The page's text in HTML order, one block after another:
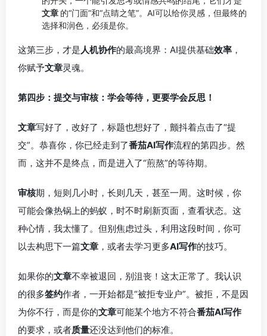
文章 的“门面”和“点睛之笔”。AI可以给你灵感，但最终的
选择和润色，必须是你。
这第三步，才是 人机协作的最高境界：AI提供基础效率 ，
你赋予文章灵魂。
第四步：提交与审核：学会等待，更要学会反思！
文章写好了，改好了，标题也想好了，颤抖着点击了“提
交”。恭喜你，你已经走到了番茄AI写作流程的第四步。然
而，这并不是终点，而是进入了“煎熬”的等待期。
审核期，短则几小时，长则几天，甚至一周。这时候，你
可能会像热锅上的蚂蚁，时不时刷新页面，查看状态。这
种心情，我太懂了。但别焦虑过头，利用这段时间，你可
以去构思下一篇文章 ，或者去学习更多AI写作的技巧。
如果你的文章不幸被退回，别沮丧！这太正常了。我认识
的很多签约作者，一开始都是“被拒专业户”。被拒，不是因
为你不行，而是你的文章可能某个地方不符合番茄AI写作
的要求，或者质量还没达到他们的标准。